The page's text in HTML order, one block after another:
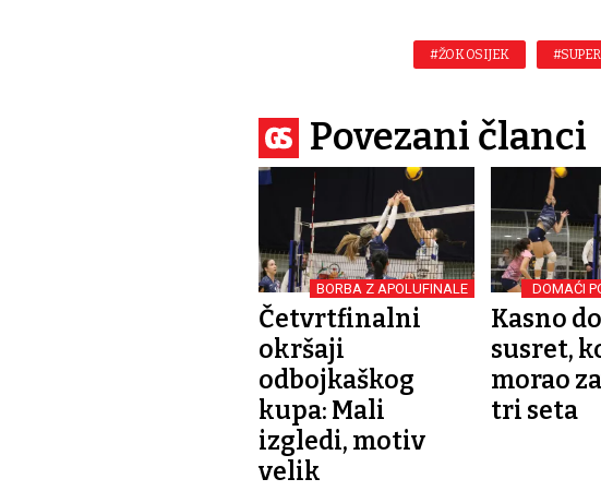
#ŽOK OSIJEK
Povezani članci
BORBA Z APOLUFINALE
Četvrtfinalni
okršaji
odbojkaškog
kupa: Mali
izgledi, motiv
velik
DOMAĆI
Kasno
susret,
morao
tri seta